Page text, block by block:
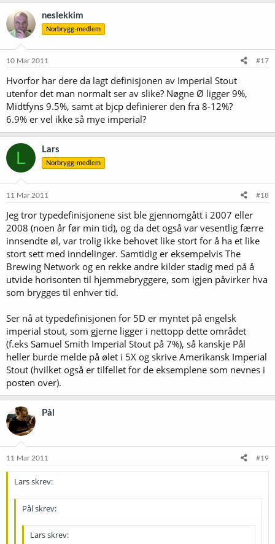
neslekkim
Norbrygg-medlem
10 Mar 2011 #17
Hvorfor har dere da lagt definisjonen av Imperial Stout
utenfor det man normalt ser av slike? Nøgne Ø ligger 9%,
Midtfyns 9.5%, samt at bjcp definierer den fra 8-12%?
6.9% er vel ikke så mye imperial?
L Lars
Norbrygg-medlem
11 Mar 2011 #18
Jeg tror typedefinisjonene sist ble gjennomgått i 2007 eller
2008 (noen år før min tid), og da det også var vesentlig færre
innsendte øl, var trolig ikke behovet like stort for å ha et like
stort sett med inndelinger. Samtidig er eksempelvis The
Brewing Network og en rekke andre kilder stadig med på å
utvide horisonten til hjemmebryggere, som igjen påvirker hva
som brygges til enhver tid.
Ser nå at typedefinisjonen for 5D er myntet på engelsk
imperial stout, som gjerne ligger i nettopp dette området
(f.eks Samuel Smith Imperial Stout på 7%), så kanskje Pål
heller burde melde på ølet i 5X og skrive Amerikansk Imperial
Stout (hvilket også er tilfellet for de eksemplene som nevnes i
posten over).
Pål
11 Mar 2011 #19
Lars skrev:
Pål skrev:
Lars skrev: